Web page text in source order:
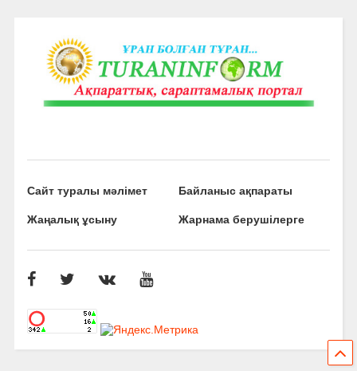
Сайт туралы мәлімет Байланыс ақпараты
Жаңалық ұсыну Жарнама берушілерге